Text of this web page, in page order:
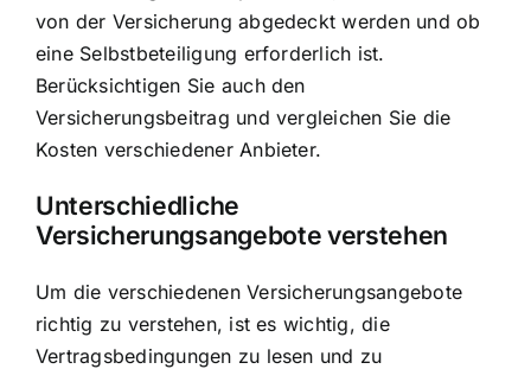
von der Versicherung abgedeckt werden und ob
eine Selbstbeteiligung erforderlich ist.
Berücksichtigen Sie auch den
Versicherungsbeitrag und vergleichen Sie die
Kosten verschiedener Anbieter.
Unterschiedliche
Versicherungsangebote verstehen
Um die verschiedenen Versicherungsangebote
richtig zu verstehen, ist es wichtig, die
Vertragsbedingungen zu lesen und zu